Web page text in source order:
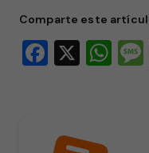
21
seconds
Comparte este
X